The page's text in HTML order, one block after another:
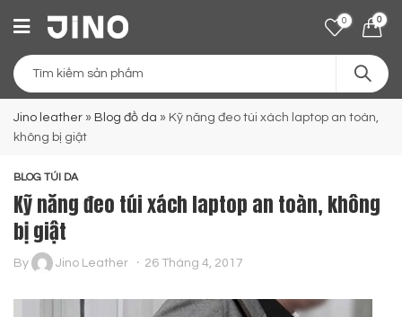
0 0
Jino leather » Blog đồ da » Kỹ năng đeo túi xách laptop an toàn,
không bị giật
BLOG TÚI DA
Kỹ năng đeo túi xách laptop an toàn, không
bị giật
By Jino Leather 26 Tháng 4, 2017